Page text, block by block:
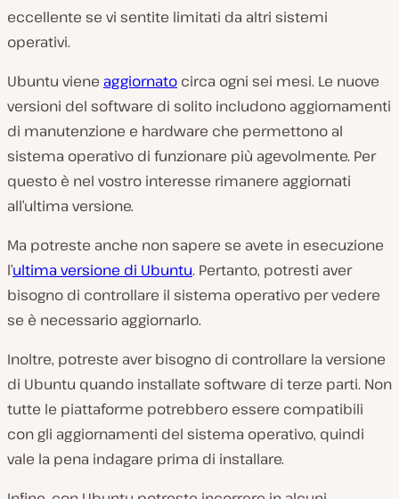
eccellente se vi sentite limitati da altri sistemi
operativi.
Ubuntu viene aggiornato circa ogni sei mesi. Le nuove
versioni del software di solito includono aggiornamenti
di manutenzione e hardware che permettono al
sistema operativo di funzionare più agevolmente. Per
questo è nel vostro interesse rimanere aggiornati
all’ultima versione.
Ma potreste anche non sapere se avete in esecuzione
l’ultima versione di Ubuntu. Pertanto, potresti aver
bisogno di controllare il sistema operativo per vedere
se è necessario aggiornarlo.
Inoltre, potreste aver bisogno di controllare la versione
di Ubuntu quando installate software di terze parti. Non
tutte le piattaforme potrebbero essere compatibili
con gli aggiornamenti del sistema operativo, quindi
vale la pena indagare prima di installare.